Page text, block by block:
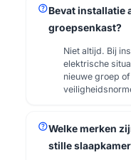
helpBevat installatie
groepsenkast?
Niet altijd. Bij
elektrische
nieuwe groep
helpWelke merken
stille